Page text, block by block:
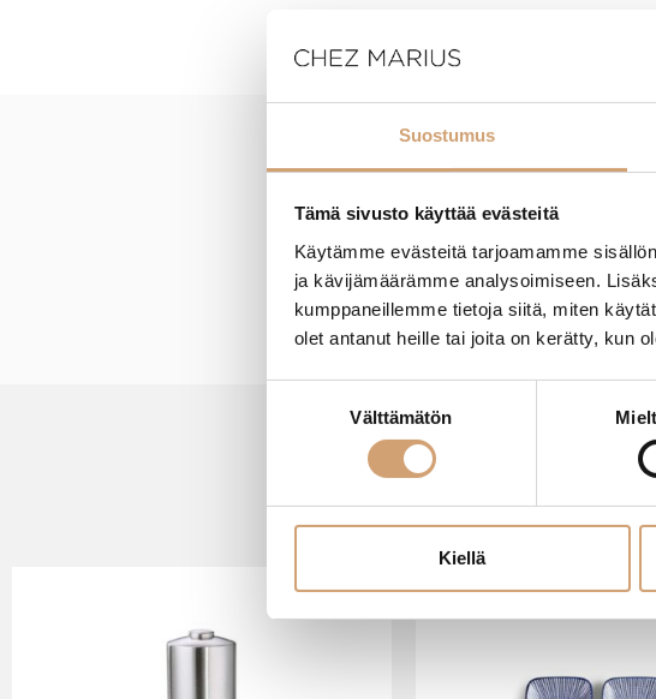
Suostumus
Tämä sivusto käyttää evästeitä
Käytämme evästeitä tarjoamamme
ja kävijämäärämme analysoimiseen.
kumppaneillemme tietoja siitä, miten
olet antanut heille tai joita on kerätty, kun
Välttämätön
Kiellä